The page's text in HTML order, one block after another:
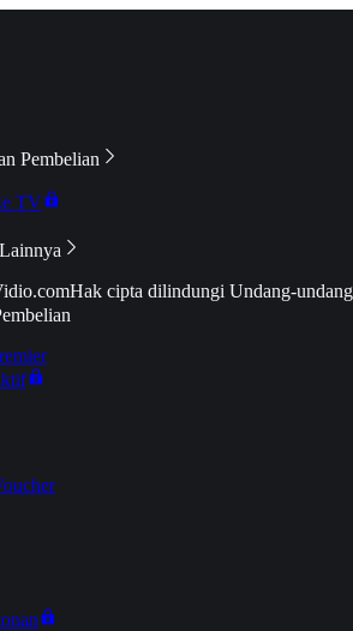
Pembelian
TV
Hak cipta dilindungi Undang-undang